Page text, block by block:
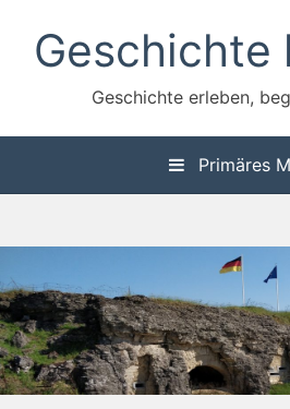
Inhalt
springenGeschichte
Geschichte erleben,
Primäres